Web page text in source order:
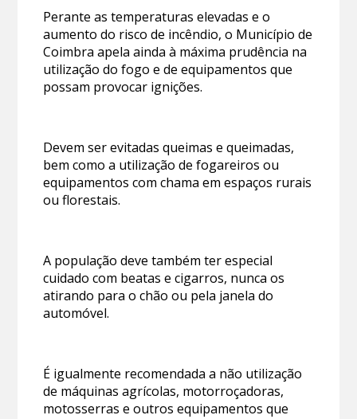
Perante as temperaturas elevadas e o
aumento do risco de incêndio, o Município de
Coimbra apela ainda à máxima prudência na
utilização do fogo e de equipamentos que
possam provocar ignições.
Devem ser evitadas queimas e queimadas,
bem como a utilização de fogareiros ou
equipamentos com chama em espaços rurais
ou florestais.
A população deve também ter especial
cuidado com beatas e cigarros, nunca os
atirando para o chão ou pela janela do
automóvel.
É igualmente recomendada a não utilização
de máquinas agrícolas, motorroçadoras,
motosserras e outros equipamentos que